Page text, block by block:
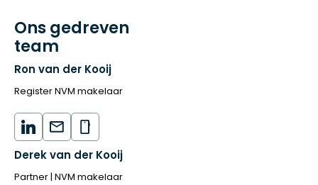
Ons gedreven
team
Ron van der Kooij
Register NVM makelaar
Derek van der Kooij
Partner | NVM makelaar